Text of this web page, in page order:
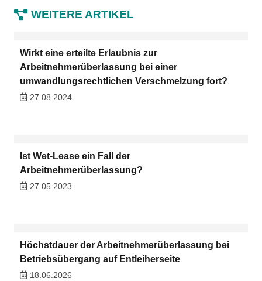
WEITERE ARTIKEL
Wirkt eine erteilte Erlaubnis zur
Arbeitnehmerüberlassung bei einer
umwandlungsrechtlichen Verschmelzung fort?
27.08.2024
Ist Wet-Lease ein Fall der
Arbeitnehmerüberlassung?
27.05.2023
Höchstdauer der Arbeitnehmerüberlassung bei
Betriebsübergang auf Entleiherseite
18.06.2026